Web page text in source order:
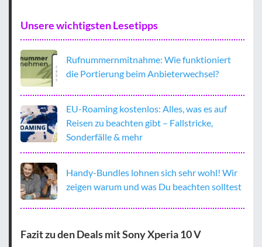
Unsere wichtigsten Lesetipps
Rufnummernmitnahme: Wie funktioniert
die Portierung beim Anbieterwechsel?
EU-Roaming kostenlos: Alles, was es auf
Reisen zu beachten gibt – Fallstricke,
Sonderfälle & mehr
Handy-Bundles lohnen sich sehr wohl! Wir
zeigen warum und was Du beachten solltest
Fazit zu den Deals mit Sony Xperia 10 V